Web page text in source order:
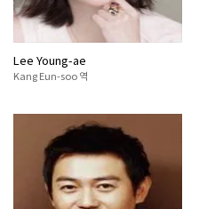
Lee Young-ae
Kang Eun-soo 역